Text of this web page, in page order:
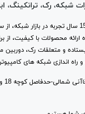
رک، ترانکینگ،
محصولات با کیفیت، از
و متعلقات رک، دوربین
و راه اندازی شبکه های